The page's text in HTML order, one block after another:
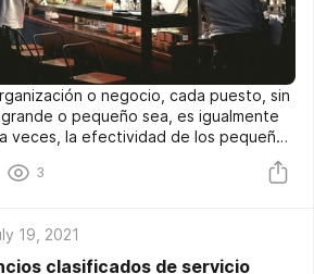
o negocio, cada puesto, sin
o pequeño sea, es igualmente
veces, la efectividad de los pequeños
determina si el negocio será un
un éxito o un fracaso. Un ejemplo
personal de bar, camareros y
Ciertamente, si se trata de un gran
3
19, 2021
clasificados de servicio